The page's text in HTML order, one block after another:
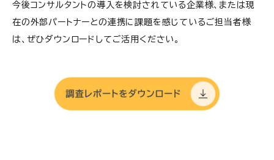
今後コンサルタントの導入を検討されている企業様、または現
在の外部パートナーとの連携に課題を感じているご担当者様
は、ぜひダウンロードしてご活用ください。